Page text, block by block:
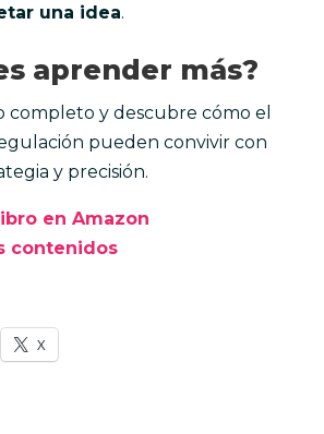
una idea.
aprender más?
completo y descubre cómo el
pueden convivir con
y precisión.
en Amazon
contenidos
X